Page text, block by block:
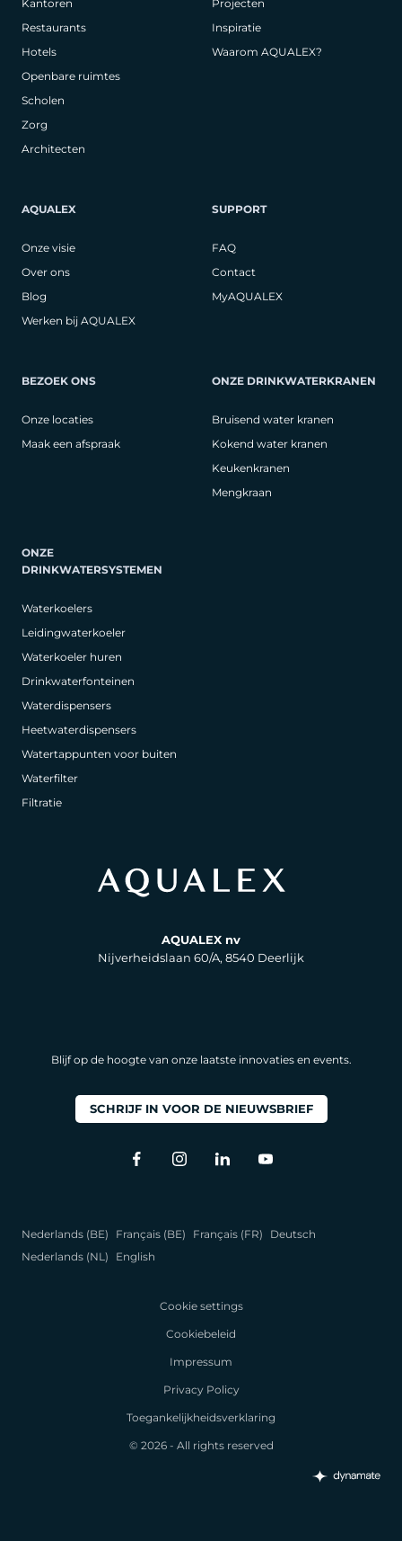
Kantoren
Restaurants
Hotels
Openbare ruimtes
Scholen
Zorg
Architecten
Projecten
Inspiratie
Waarom AQUALEX?
AQUALEX
Onze visie
Over ons
Blog
Werken bij AQUALEX
SUPPORT
FAQ
Contact
MyAQUALEX
BEZOEK ONS
Onze locaties
Maak een afspraak
ONZE DRINKWATERKRANEN
Bruisend water kranen
Kokend water kranen
Keukenkranen
Mengkraan
ONZE
DRINKWATERSYSTEMEN
Waterkoelers
Leidingwaterkoeler
Waterkoeler huren
Drinkwaterfonteinen
Waterdispensers
Heetwaterdispensers
Watertappunten voor buiten
Waterfilter
Filtratie
AQUALEX nv
Nijverheidslaan 60/A, 8540 Deerlijk
Blijf op de hoogte van onze laatste innovaties en events.
SCHRIJF IN VOOR DE NIEUWSBRIEF
Nederlands (BE) Français (BE) Français (FR)
Deutsch
Nederlands (NL)
English
Cookie settings
Cookiebeleid
Impressum
Privacy Policy
Toegankelijkheidsverklaring
© 2026 - All rights reserved